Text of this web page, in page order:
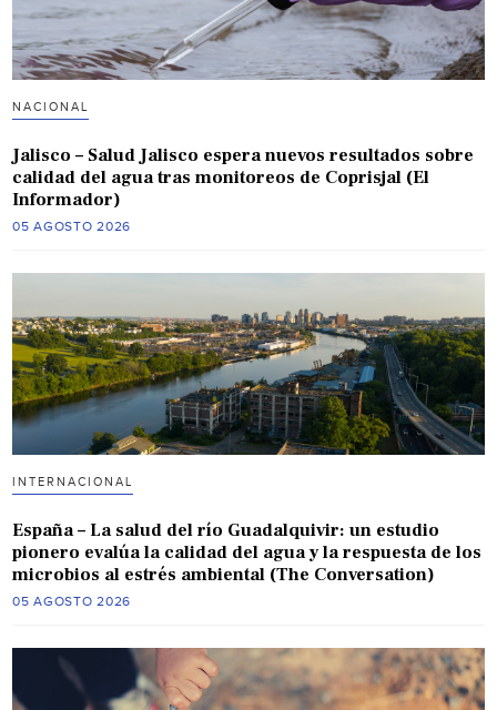
NACIONAL
Jalisco – Salud Jalisco espera nuevos resultados sobre
calidad del agua tras monitoreos de Coprisjal (El
Informador)
05 AGOSTO 2026
INTERNACIONAL
España – La salud del río Guadalquivir: un estudio
pionero evalúa la calidad del agua y la respuesta de los
microbios al estrés ambiental (The Conversation)
05 AGOSTO 2026